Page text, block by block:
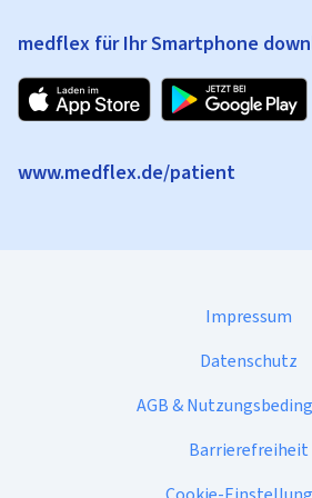
medflex für Ihr Smartphone
www.medflex.de/patient
Impressum
Datenschutz
AGB &
Barrierefreiheit